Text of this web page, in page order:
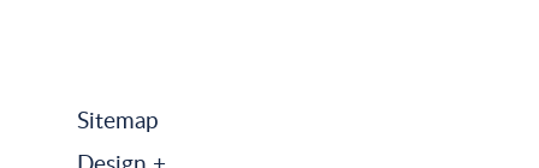
Sitemap